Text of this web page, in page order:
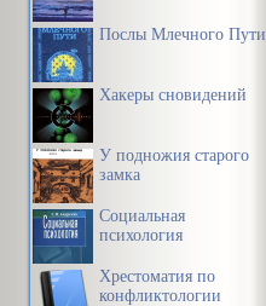
Послы Млечного Пути
Хакеры сновидений
У подножия старого
замка
Социальная
психология
Хрестоматия по
конфликтологии